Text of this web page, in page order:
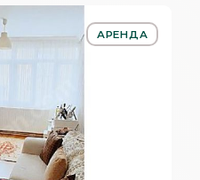
АРЕНДА